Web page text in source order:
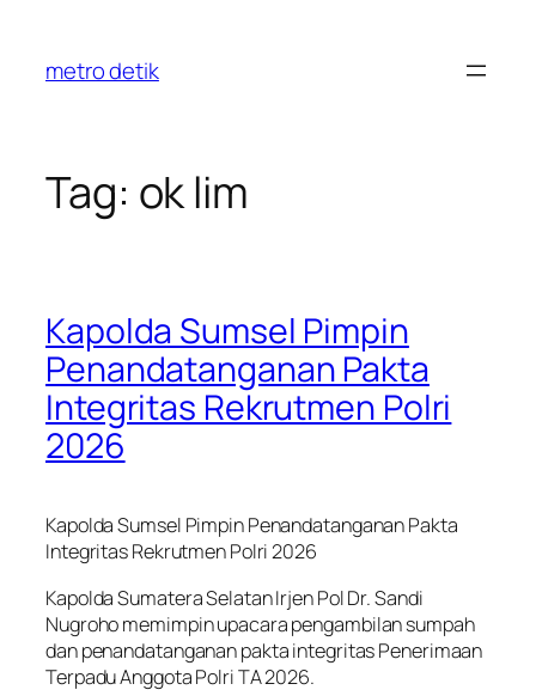
content
metro detik
Tag: ok lim
Kapolda Sumsel Pimpin
Penandatanganan Pakta
Integritas Rekrutmen Polri
2026
Kapolda Sumsel Pimpin Penandatanganan Pakta
Integritas Rekrutmen Polri 2026
Kapolda Sumatera Selatan Irjen Pol Dr. Sandi
Nugroho memimpin upacara pengambilan sumpah
dan penandatanganan pakta integritas Penerimaan
Terpadu Anggota Polri TA 2026.